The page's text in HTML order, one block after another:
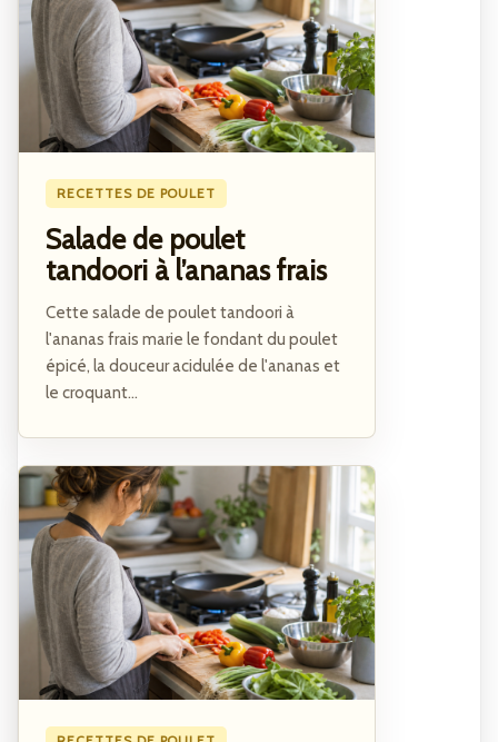
RECETTES DE POULET
Salade de poulet
tandoori à l’ananas frais
Cette salade de poulet tandoori à
l'ananas frais marie le fondant du poulet
épicé, la douceur acidulée de l'ananas et
le croquant...